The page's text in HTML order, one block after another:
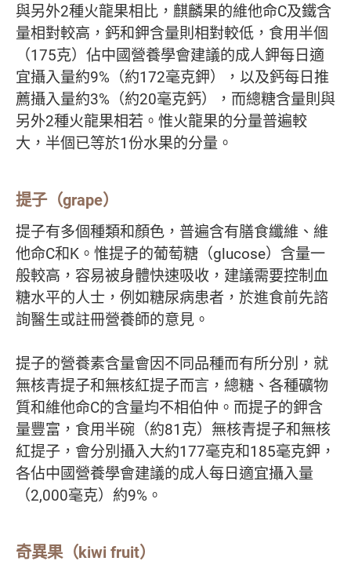
與另外2種火龍果相比，麒麟果的維他命C及鐵含
量相對較高，鈣和鉀含量則相對較低，食用半個
（175克）佔中國營養學會建議的成人鉀每日適
宜攝入量約9%（約172毫克鉀），以及鈣每日推
薦攝入量約3%（約20毫克鈣），而總糖含量則與
另外2種火龍果相若。惟火龍果的分量普遍較
大，半個已等於1份水果的分量。
提子（grape）
提子有多個種類和顏色，普遍含有膳食纖維、維
他命C和K。惟提子的葡萄糖（glucose）含量一
般較高，容易被身體快速吸收，建議需要控制血
糖水平的人士，例如糖尿病患者，於進食前先諮
詢醫生或註冊營養師的意見。
提子的營養素含量會因不同品種而有所分別，就
無核青提子和無核紅提子而言，總糖、各種礦物
質和維他命C的含量均不相伯仲。而提子的鉀含
量豐富，食用半碗（約81克）無核青提子和無核
紅提子，會分別攝入大約177毫克和185毫克鉀，
各佔中國營養學會建議的成人每日適宜攝入量
（2,000毫克）約9%。
奇異果（kiwi fruit）